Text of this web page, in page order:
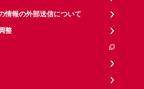
情報の外部送信について
整